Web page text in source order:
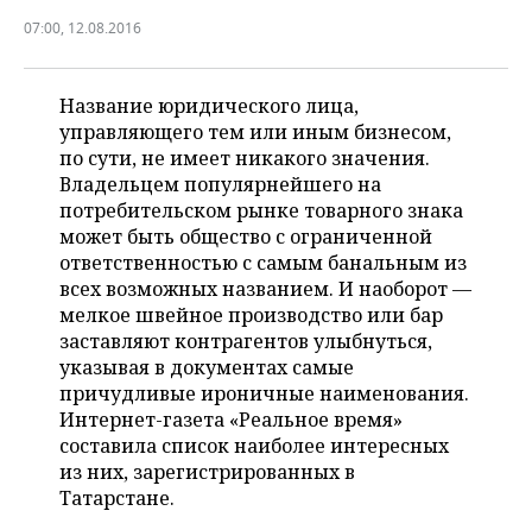
ДЕКЛАРАЦИИ О ДОХОДАХ
КОРОЛИ ГОСЗАКАЗА ПФО
ВУЗЫ ТАТАРСТАНА
КОМУ ПРИНАДЛЕЖАТ
ТОРГОВЫЕ ЦЕНТРЫ
ТАТАРСТАНА
НОВОСТИ ЭКОНОМИКИ
ФИНАНСЫ
БАНКИ
БЮДЖЕТ
ИНВЕСТИЦИИ
ПРОМЫШЛЕННОСТЬ
НОВОСТИ
ПРОМЫШЛЕННОСТИ
АГРОПРОМ
МАШИНОСТРОЕНИЕ
НЕФТЕХИМИЯ
ОПК
ЭНЕРГЕТИКА
НЕДВИЖИМОСТЬ
НОВОСТИ НЕДВИЖИМОСТИ
АВТО
НОВОСТИ АВТО
БИЗНЕС
НОВОСТИ БИЗНЕСА
РОЗНИЧНАЯ ТОРГОВЛЯ
ТРАНСПОРТ
УСЛУГИ
ТЕХНОЛОГИИ
НОВОСТИ ТЕХНОЛОГИЙ
МЕДИА
ТЕЛЕКОММУНИКАЦИИ
МЕРОПРИЯТИЯ
НОВОСТИ МЕРОПРИЯТИЙ
ВЫЕЗДНАЯ РЕДАКЦИЯ
БИЗНЕС-БРАНЧИ
СПОРТ
НОВОСТИ СПОРТА
ФУТБОЛ
ОБЩЕСТВО
НОВОСТИ ОБЩЕСТВА
ФОТОГАЛЕРЕЯ
07:00, 12.08.2016
Название юридического лица,
управляющего тем или иным бизнесом,
по сути, не имеет никакого значения.
Владельцем популярнейшего на
потребительском рынке товарного знака
может быть общество с ограниченной
ответственностью с самым банальным из
всех возможных названием. И наоборот —
мелкое швейное производство или бар
заставляют контрагентов улыбнуться,
указывая в документах самые
причудливые ироничные наименования.
Интернет-газета «Реальное время»
составила список наиболее интересных
из них, зарегистрированных в
Татарстане.